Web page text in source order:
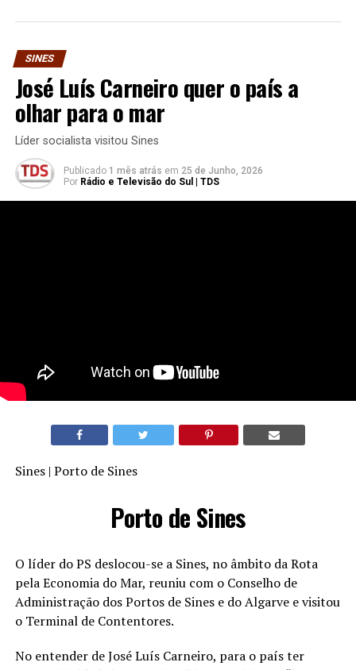
SINES
José Luís Carneiro quer o país a
olhar para o mar
Líder socialista visitou Sines
Publicado 1 mês atrás em 25 de Junho, 2026
Por Rádio e Televisão do Sul | TDS
Sines | Porto de Sines
Porto de Sines
O líder do PS deslocou-se a Sines, no âmbito da Rota
pela Economia do Mar, reuniu com o Conselho de
Administração dos Portos de Sines e do Algarve e visitou
o Terminal de Contentores.
No entender de José Luís Carneiro, para o país ter